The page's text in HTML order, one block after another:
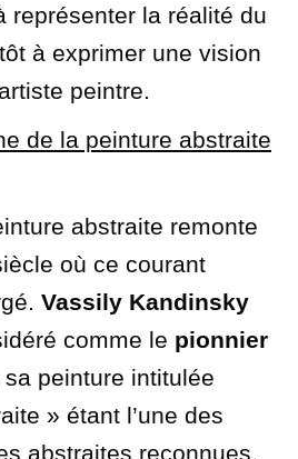
représenter la réalité du
à exprimer une vision
peintre.
de la peinture abstraite
abstraite remonte
où ce courant
Vassily Kandinsky
comme le pionnier
sa peinture intitulée
» étant l’une des
abstraites reconnues.